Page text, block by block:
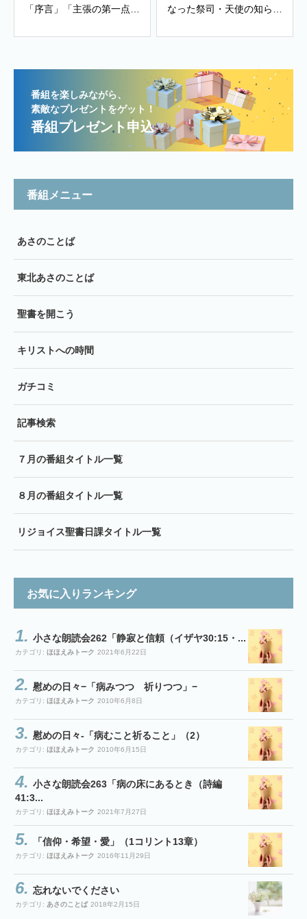
「序言」「主張の第一点～
「主張の第ニ点～信仰告
なった祭司・天使の知ら
番組を楽しみながら、
素敵なプレゼントをゲット！
番組プレゼント申込
番組メニュー
あさのことば
東北あさのことば
聖書を開こう
キリストへの時間
ガチコミ
記事検索
７月の番組タイトル一覧
８月の番組タイトル一覧
リジョイス聖書日課タイトル一覧
お気に入りランキング
小さな朗読会262「静寂と信頼（イザヤ30:15・...
カテゴリ: ほほえみトーク 2021年6月22日
慰めの日々−「病みつつ 祈りつつ」−
カテゴリ: ほほえみトーク 2010年6月8日
慰めの日々-「病むこと祈ること」（2）
カテゴリ: ほほえみトーク 2010年6月15日
小さな朗読会263「病の床にあるとき（詩編
41:3...
カテゴリ: ほほえみトーク 2021年7月27日
「信仰・希望・愛」（1コリント13章）
カテゴリ: ほほえみトーク 2016年11月29日
忘れないでください
カテゴリ: あさのことば 2018年2月15日